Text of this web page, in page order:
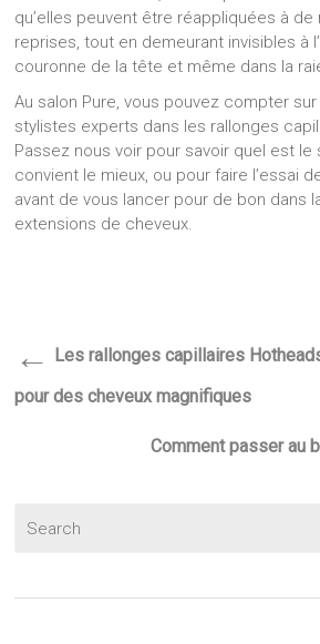
qu’elles peuvent être réappliquées à de
reprises, tout en demeurant invisibles à
couronne de la tête et même dans la
Au salon Pure, vous pouvez compter
stylistes experts dans les rallonges
Passez nous voir pour savoir quel est le
convient le mieux, ou pour faire l’essai
avant de vous lancer pour de bon dans
extensions de cheveux.
←
Les rallonges capillaires
pour des cheveux magnifiques
Comment passer au